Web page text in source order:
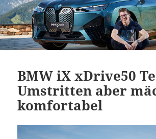
BMW iX xDrive50
Umstritten aber
komfortabel